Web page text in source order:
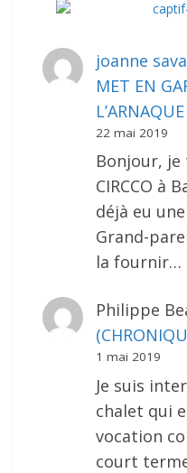
joanne
MET EN
22 mai 2019
Bonjour,
CIRCCO à
déjà eu
Grand-
la fournir…
Philippe
1 mai 2019
Je suis
chalet qui
vocation
court